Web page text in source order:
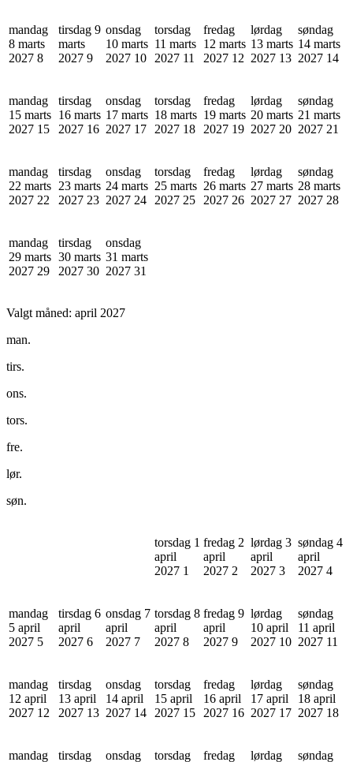
mandag
8 marts
2027 8
tirsdag 9
marts
2027 9
onsdag
10 marts
2027 10
torsdag
11 marts
2027 11
fredag
12 marts
2027 12
lørdag
13 marts
2027 13
søndag
14 marts
2027 14
mandag
15 marts
2027 15
tirsdag
16 marts
2027 16
onsdag
17 marts
2027 17
torsdag
18 marts
2027 18
fredag
19 marts
2027 19
lørdag
20 marts
2027 20
søndag
21 marts
2027 21
mandag
22 marts
2027 22
tirsdag
23 marts
2027 23
onsdag
24 marts
2027 24
torsdag
25 marts
2027 25
fredag
26 marts
2027 26
lørdag
27 marts
2027 27
søndag
28 marts
2027 28
mandag
29 marts
2027 29
tirsdag
30 marts
2027 30
onsdag
31 marts
2027 31
Valgt måned: april 2027
man.
tirs.
ons.
tors.
fre.
lør.
søn.
torsdag 1
april
2027 1
fredag 2
april
2027 2
lørdag 3
april
2027 3
søndag 4
april
2027 4
mandag
5 april
2027 5
tirsdag 6
april
2027 6
onsdag 7
april
2027 7
torsdag 8
april
2027 8
fredag 9
april
2027 9
lørdag
10 april
2027 10
søndag
11 april
2027 11
mandag
12 april
2027 12
tirsdag
13 april
2027 13
onsdag
14 april
2027 14
torsdag
15 april
2027 15
fredag
16 april
2027 16
lørdag
17 april
2027 17
søndag
18 april
2027 18
mandag tirsdag onsdag torsdag fredag lørdag søndag